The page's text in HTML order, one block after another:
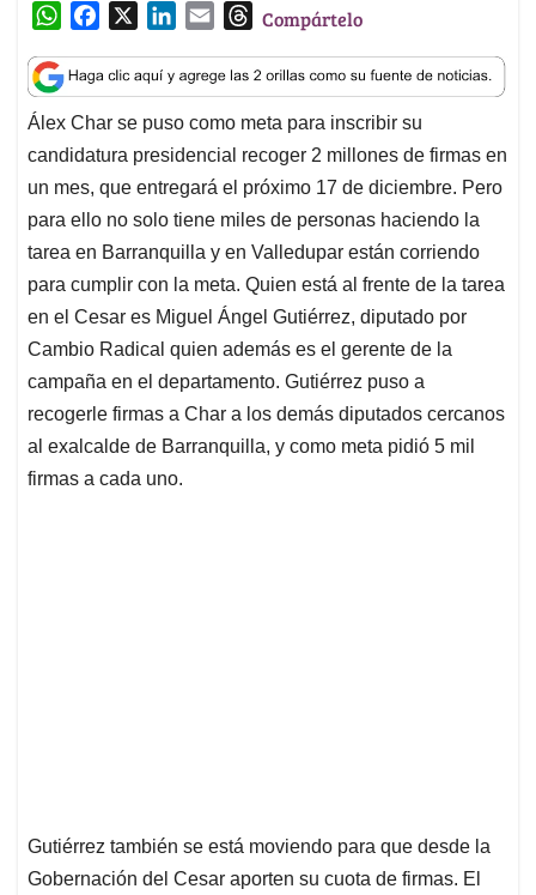
W
a
t
s
A
p
p
c
e
b
o
o
k
n
k
e
d
I
n
a
i
l
T
r
e
a
d
s
Compártelo
Álex Char se puso como meta para inscribir su
candidatura presidencial recoger 2 millones de firmas en
un mes, que entregará el próximo 17 de diciembre. Pero
para ello no solo tiene miles de personas haciendo la
tarea en Barranquilla y en Valledupar están corriendo
para cumplir con la meta. Quien está al frente de la tarea
en el Cesar es Miguel Ángel Gutiérrez, diputado por
Cambio Radical quien además es el gerente de la
campaña en el departamento. Gutiérrez puso a
recogerle firmas a Char a los demás diputados cercanos
al exalcalde de Barranquilla, y como meta pidió 5 mil
firmas a cada uno.
Gutiérrez también se está moviendo para que desde la
Gobernación del Cesar aporten su cuota de firmas. El